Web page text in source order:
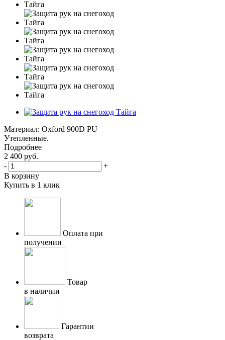
Материал: Oxford 900D PU
Утепленные.
Подробнее
2 400 руб.
-
+
В корзину
Купить в 1 клик
Оплата при
получении
Товар
в наличии
Гарантии
возврата